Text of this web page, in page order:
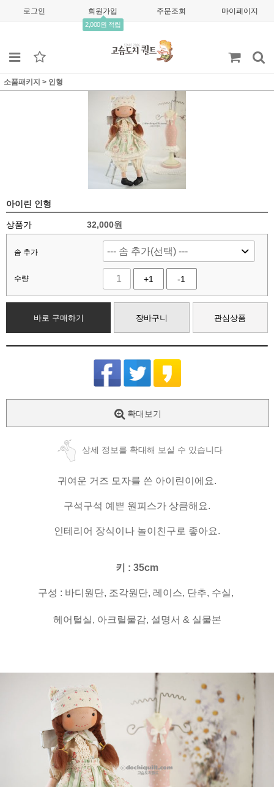
로그인 회원가입
2,000원 적립
주문조회 마이페이지
소품패키지 > 인형
아이린 인형
상품가 32,000원
솜 추가
수량 +1 -1
바로 구매하기 장바구니 관심상품
확대보기
상세 정보를 확대해 보실 수 있습니다
귀여운 거즈 모자를 쓴 아이린이에요.
구석구석 예쁜 원피스가 상큼해요.
인테리어 장식이나 놀이친구로 좋아요.
키 : 35cm
구성 : 바디원단, 조각원단, 레이스, 단추, 수실,
헤어털실, 아크릴물감, 설명서 & 실물본